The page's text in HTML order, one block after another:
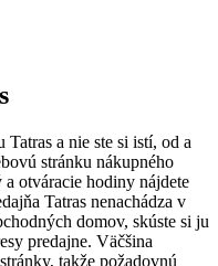
a nie ste si istí, od a
stránku nákupného
otváracie hodiny nájdete
Tatras nenachádza v
domov, skúste si ju
predajne. Väčšina
takže požadovnú